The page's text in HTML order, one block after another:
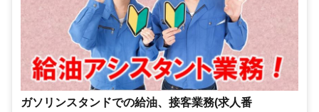
ガソリンスタンドでの給油、接客業務(求人番